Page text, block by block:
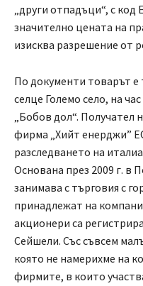
„други отпадъци“, с код
значително цената на
изисква разрешение от
По документи товарът е
селце Големо село, на
„Бобов дол“. Получател
фирма „Хийт енерджи”
разследването на
Основана през 2009 г. в
занимава с търговия с
принадлежат на
акционери са
Сейшели. Със съвсем
която не намерихме на
фирмите, в които